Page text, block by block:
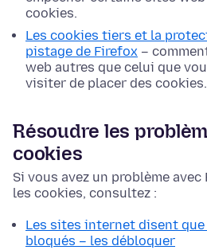
cookies.
Les cookies tiers et la
pistage de Firefox –
web autres que celui que
visiter de placer des cookies.
Résoudre les
cookies
Si vous avez un problème
les cookies, consultez :
Les sites internet disent
bloqués – les débloquer